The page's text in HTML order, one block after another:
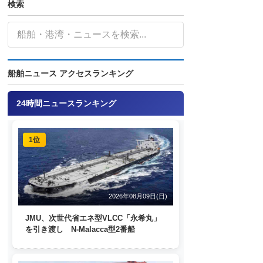
検索
船舶ニュース アクセスランキング
24時間ニュースランキング
1位
2026年08月09日(日)
JMU、次世代省エネ型VLCC「永希丸」
を引き渡し N-Malacca型2番船